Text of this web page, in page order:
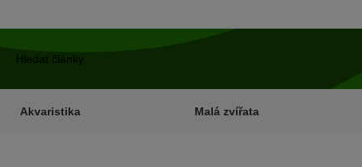
Akvaristika Malá zvířata